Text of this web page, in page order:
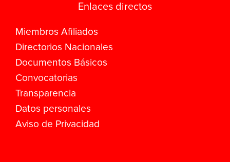
Enlaces directos
Miembros Afiliados
Directorios Nacionales
Documentos Básicos
Convocatorias
Transparencia
Datos personales
Aviso de Privacidad